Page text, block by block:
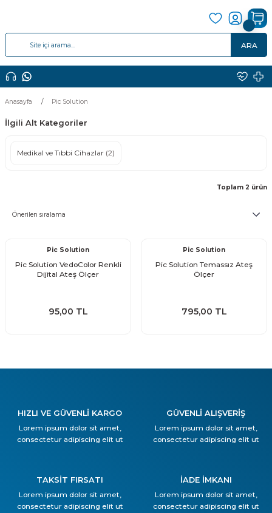
ARA
Anasayfa Pic Solution
İlgili Alt Kategoriler
Medikal ve Tıbbi Cihazlar (2)
Toplam 2 ürün
Pic Solution
Pic Solution VedoColor Renkli
Dijital Ateş Ölçer
95,00 TL
Pic Solution
Pic Solution Temassız Ateş
Ölçer
795,00 TL
HIZLI VE GÜVENLİ KARGO
Lorem ipsum dolor sit amet,
consectetur adipiscing elit ut
GÜVENLİ ALIŞVERİŞ
Lorem ipsum dolor sit amet,
consectetur adipiscing elit ut
TAKSİT FIRSATI
Lorem ipsum dolor sit amet,
consectetur adipiscing elit ut
İADE İMKANI
Lorem ipsum dolor sit amet,
consectetur adipiscing elit ut